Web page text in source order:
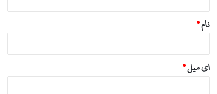
نام*
ای میل*